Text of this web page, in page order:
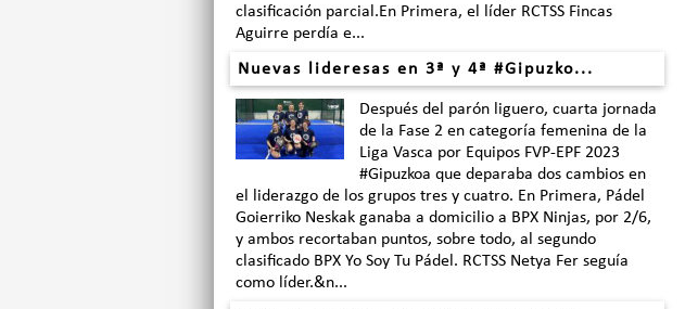
clasificación parcial.En Primera, el líder RCTSS Fincas
Aguirre perdía e...
Nuevas lideresas en 3ª y 4ª #Gipuzko...
Después del parón liguero, cuarta jornada
de la Fase 2 en categoría femenina de la
Liga Vasca por Equipos FVP-EPF 2023
#Gipuzkoa que deparaba dos cambios en
el liderazgo de los grupos tres y cuatro. En Primera, Pádel
Goierriko Neskak ganaba a domicilio a BPX Ninjas, por 2/6,
y ambos recortaban puntos, sobre todo, al segundo
clasificado BPX Yo Soy Tu Pádel. RCTSS Netya Fer seguía
como líder.&n...